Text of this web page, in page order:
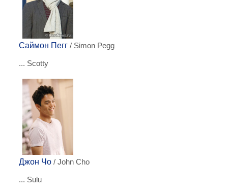
Саймон Пегг / Simon Pegg
... Scotty
Джон Чо / John Cho
... Sulu